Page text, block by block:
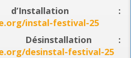
d’Installation :
instal-festival-25
Désinstallation :
desinstal-festival-25